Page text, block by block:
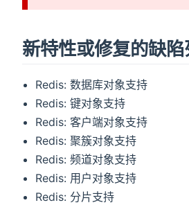
新特性或修复的缺陷
Redis: 数据库对象支持
Redis: 键对象支持
Redis: 客户端对象支持
Redis: 聚簇对象支持
Redis: 频道对象支持
Redis: 用户对象支持
Redis: 分片支持